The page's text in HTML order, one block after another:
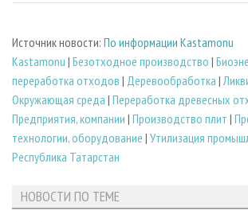
Источник новости: По информации Kastamonu
Kastamonu | Безотходное производство |
переработка отходов | Деревообработка |
Окружающая среда | Переработка древесных
Предприятия, компании | Производство плит |
технологии, оборудование | Утилизация
Республика Татарстан
НОВОСТИ ПО ТЕМЕ